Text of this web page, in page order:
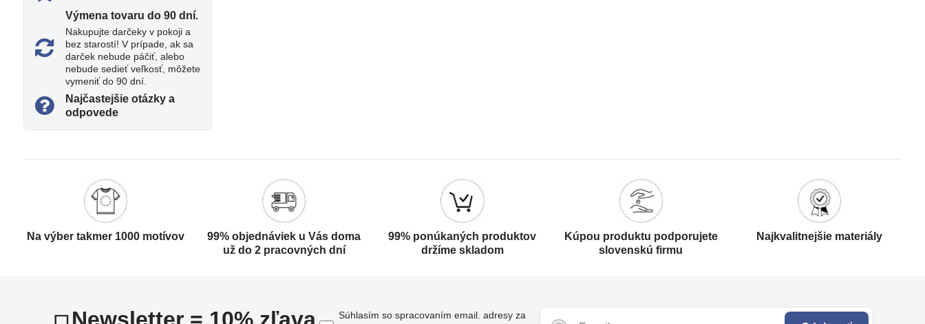
Výmena tovaru do 90 dní​.
Nakupujte darčeky v pokoji a
bez starostí! V prípade, ak sa
darček nebude páčiť, alebo
nebude sedieť veľkosť, môžete
vymeniť do 90 dní.
Najčastejšie otázky a
odpovede
Na výber takmer 1000 motívov
99% objednáviek u Vás doma
už do 2 pracovných dní
99% ponúkaných produktov
držíme skladom
Kúpou produktu podporujete
slovenskú firmu
Najkvalitnejšie materiály
Súhlasím so spracovaním email. adresy za